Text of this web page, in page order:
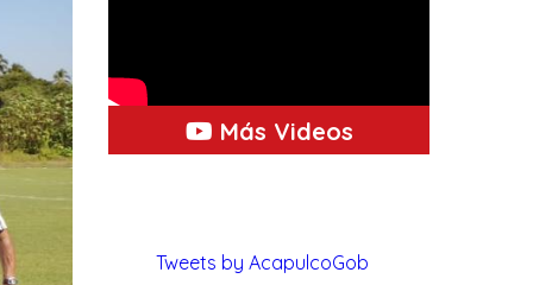
Más Videos
Tweets by AcapulcoGob